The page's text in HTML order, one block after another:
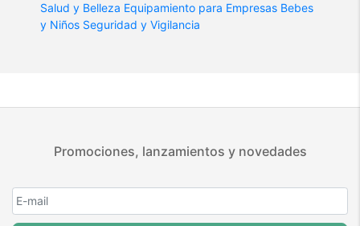
Salud y Belleza Equipamiento para Empresas Bebes
y Niños Seguridad y Vigilancia
Promociones, lanzamientos y novedades